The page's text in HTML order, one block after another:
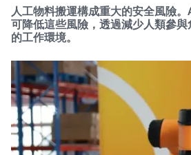
人工物料搬運構成重大的安全風險
可降低這些風險，透過減少人類參
的工作環境。